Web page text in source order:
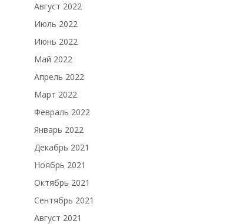
Август 2022
Июль 2022
Июнь 2022
Май 2022
Апрель 2022
Март 2022
Февраль 2022
Январь 2022
Декабрь 2021
Ноябрь 2021
Октябрь 2021
Сентябрь 2021
Август 2021